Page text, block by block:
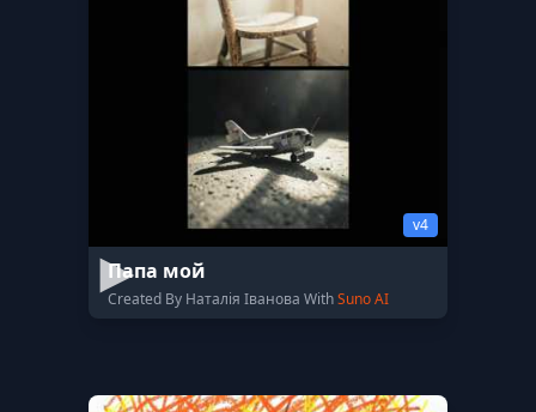
v4
Папа мой
Created By Наталія Іванова WithSuno AI